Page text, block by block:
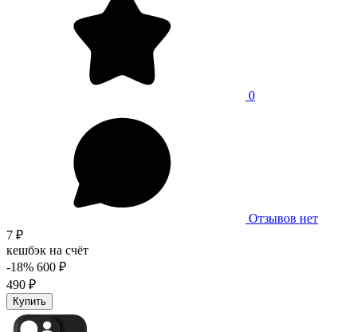
0
Отзывов нет
7 ₽
кешбэк на счёт
-18% 600 ₽
490 ₽
Купить